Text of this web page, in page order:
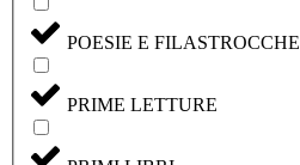
POESIE E FILASTROCCHE
PRIME LETTURE